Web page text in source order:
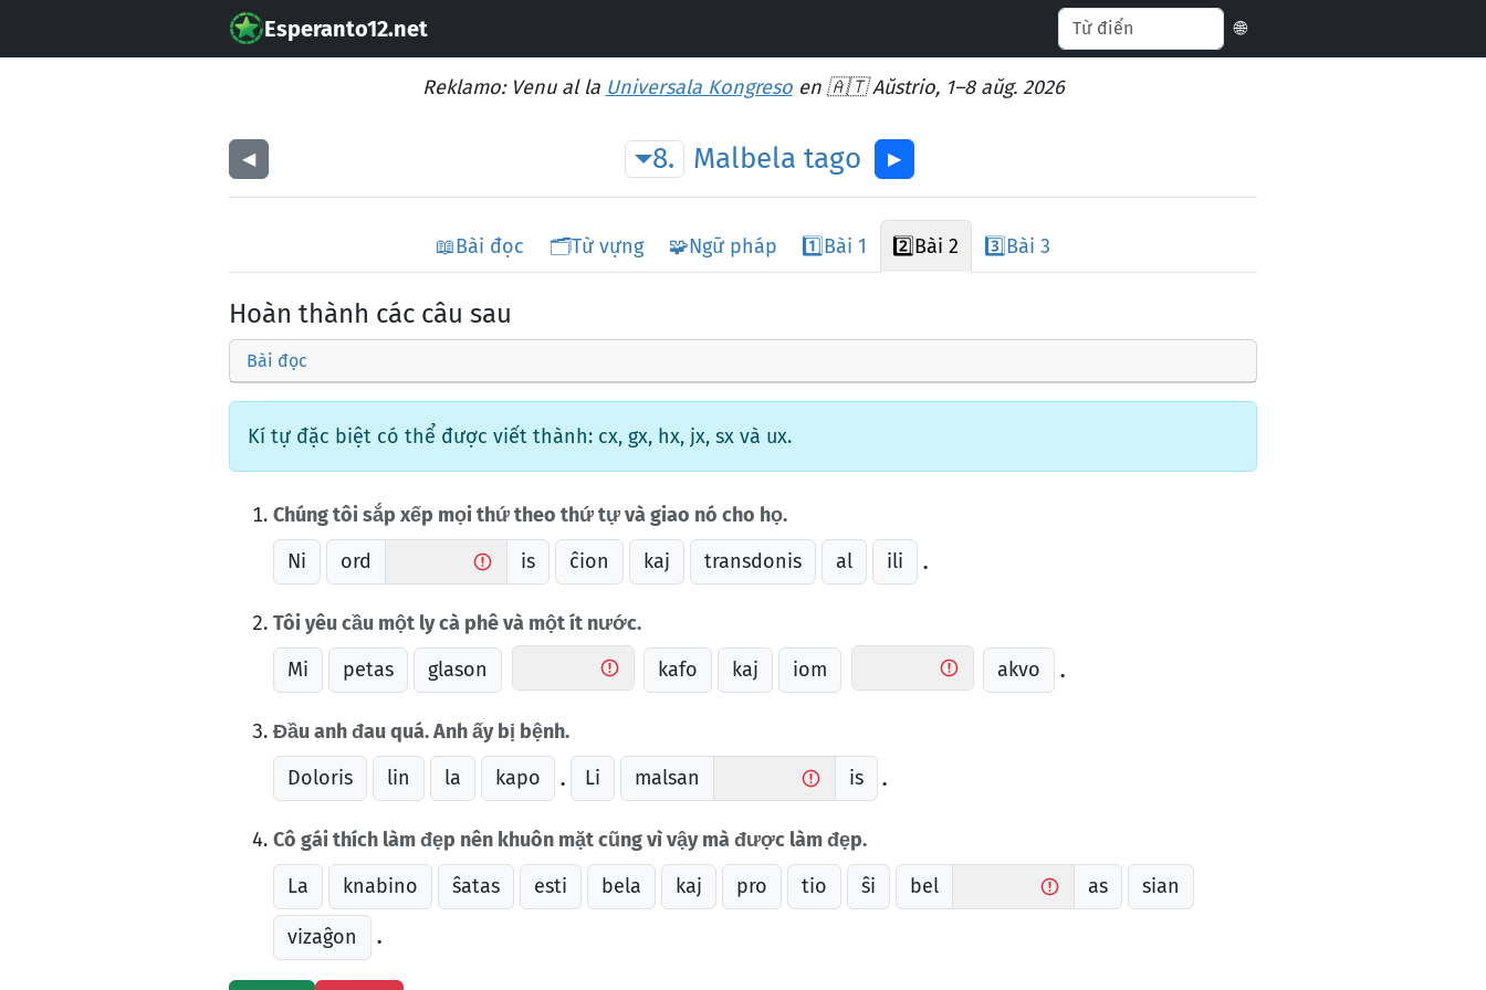
Esperanto12.net 🌐
Reklamo: Venu al la Universala Kongresoen 🇦🇹 Aŭstrio, 1–8 aŭg. 2026
◀︎ 8. Malbela tago ▶︎
📖Bài đọc 🗂️Từ vựng 🧩Ngữ pháp 1️⃣Bài 1 2️⃣Bài 2 3️⃣Bài 3
Hoàn thành các câu sau
Bài đọc
Kí tự đặc biệt có thể được viết thành: cx, gx, hx, jx, sx và ux.
Chúng tôi sắp xếp mọi thứ theo thứ tự và giao nó cho họ.
Ni
ord is ĉion kaj transdonis al ili .
Tôi yêu cầu một ly cà phê và một ít nước.
Mi
petas glason kafo kaj iom akvo .
Đầu anh đau quá. Anh ấy bị bệnh.
Doloris
lin la kapo . Li malsan is .
Cô gái thích làm đẹp nên khuôn mặt cũng vì vậy mà được làm đẹp.
La
knabino ŝatas esti bela kaj pro tio ŝi bel as sian
vizaĝon .